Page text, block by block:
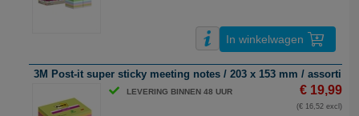
In winkelwagen
3M Post-it super sticky meeting notes / 203 x 153 mm / assorti / 6
LEVERING BINNEN 48 UUR € 19,99
(€ 16,52 excl)